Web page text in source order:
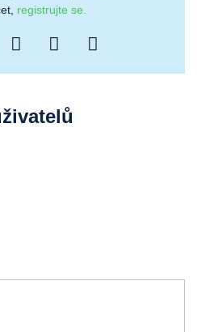
registrujte se.